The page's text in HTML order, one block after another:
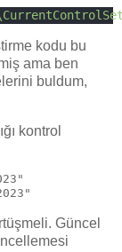
kodu bu
ama ben
buldum,
kontrol
Güncel